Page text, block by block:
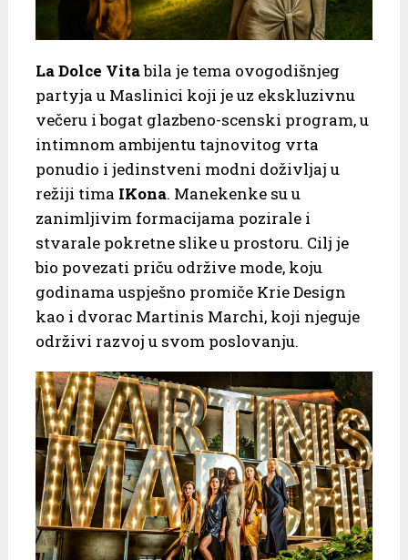
La Dolce Vitabila je tema ovogodišnjeg
partyja u Maslinici koji je uz ekskluzivnu
večeru i bogat glazbeno-scenski program, u
intimnom ambijentu tajnovitog vrta
ponudio i jedinstveni modni doživljaj u
režiji tima IKona. Manekenke su u
zanimljivim formacijama pozirale i
stvarale pokretne slike u prostoru. Cilj je
bio povezati priču održive mode, koju
godinama uspješno promiče Krie Design
kao i dvorac Martinis Marchi, koji njeguje
održivi razvoj u svom poslovanju.